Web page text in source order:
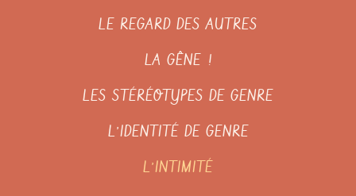
LE REGARD DES AUTRES
LA GÊNE !
LES STÉRÉOTYPES DE GENRE
L’IDENTITÉ DE GENRE
L’INTIMITÉ